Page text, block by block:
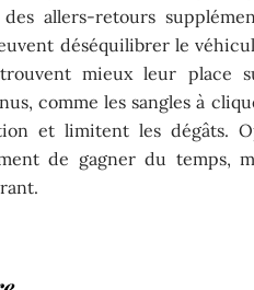
allers-retours
déséquilibrer le
mieux leur place
comme les sangles à
et limitent les dégâts.
de gagner du temps,